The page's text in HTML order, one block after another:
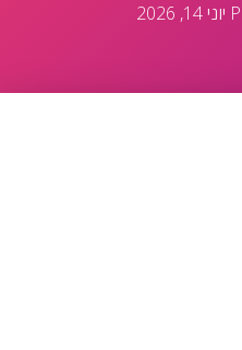
יוני 14, 2026